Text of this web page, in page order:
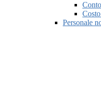
Personale